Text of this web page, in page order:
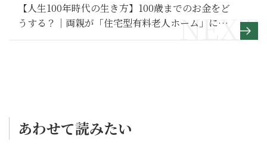
【人生100年時代の生き方】100歳までのお金をど
うする？｜両親が「住宅型有料老人ホーム」に入
居した大島さんの場合【前編】
あわせて読みたい